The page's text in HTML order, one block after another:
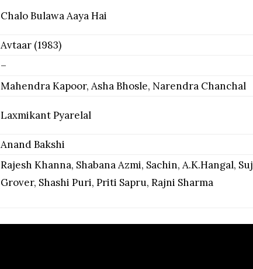
Chalo Bulawa Aaya Hai
Avtaar (1983)
–
Mahendra Kapoor, Asha Bhosle, Narendra Chanchal
Laxmikant Pyarelal
Anand Bakshi
Rajesh Khanna, Shabana Azmi, Sachin, A.K.Hangal,
Grover, Shashi Puri, Priti Sapru, Rajni Sharma